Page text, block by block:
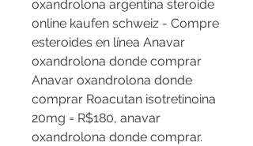
oxandrolona argentina steroide
online kaufen schweiz - Compre
esteroides en línea Anavar
oxandrolona donde comprar
Anavar oxandrolona donde
comprar Roacutan isotretinoina
20mg = R$180, anavar
oxandrolona donde comprar.